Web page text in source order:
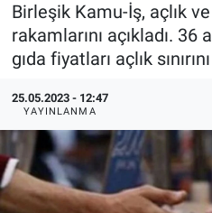
Birleşik Kamu-İş, açlık ve
rakamlarını açıkladı. 36
gıda fiyatları açlık
25.05.2023 - 12:47
YAYINLANMA